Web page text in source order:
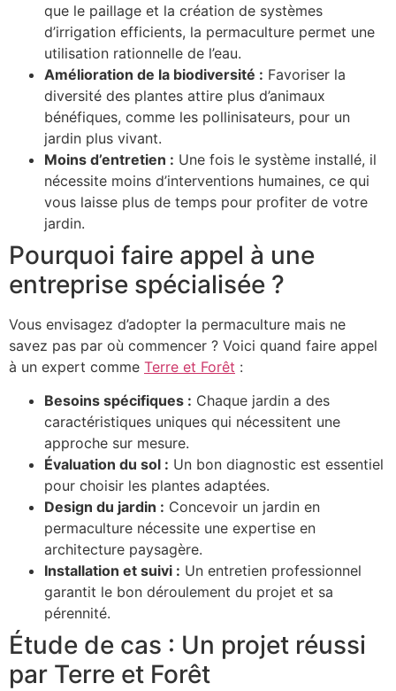
que le paillage et la création de systèmes
d’irrigation efficients, la permaculture permet une
utilisation rationnelle de l’eau.
Amélioration de la biodiversité : Favoriser la
diversité des plantes attire plus d’animaux
bénéfiques, comme les pollinisateurs, pour un
jardin plus vivant.
Moins d’entretien : Une fois le système installé, il
nécessite moins d’interventions humaines, ce qui
vous laisse plus de temps pour profiter de votre
jardin.
Pourquoi faire appel à une
entreprise spécialisée ?
Vous envisagez d’adopter la permaculture mais ne
savez pas par où commencer ? Voici quand faire appel
à un expert comme Terre et Forêt :
Besoins spécifiques : Chaque jardin a des
caractéristiques uniques qui nécessitent une
approche sur mesure.
Évaluation du sol : Un bon diagnostic est essentiel
pour choisir les plantes adaptées.
Design du jardin : Concevoir un jardin en
permaculture nécessite une expertise en
architecture paysagère.
Installation et suivi : Un entretien professionnel
garantit le bon déroulement du projet et sa
pérennité.
Étude de cas : Un projet réussi
par Terre et Forêt